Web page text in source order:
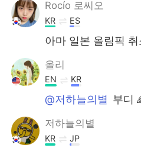
Rocío 로씨오
KR ES
아마 일본 올림픽
올리
EN KR
@저하늘의별 부디
저하늘의별
KR JP